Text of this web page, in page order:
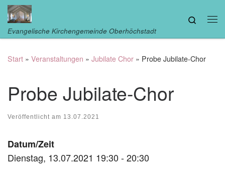
Zum Inhalt springen
Evangelische Kirchengemeinde Oberhöchstadt
Search
Start » Veranstaltungen » Jubilate Chor » Probe Jubilate-Chor
Probe Jubilate-Chor
Veröffentlicht am 13.07.2021
Datum/Zeit
Dienstag, 13.07.2021 19:30 - 20:30